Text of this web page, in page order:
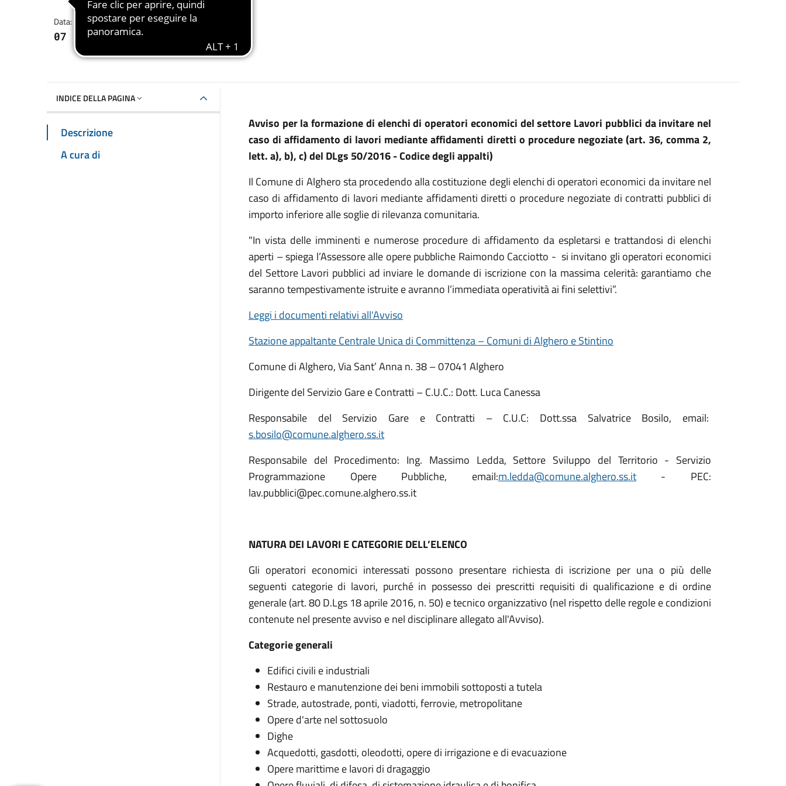
Data:
07 giugno 2017
INDICE DELLA PAGINA
Descrizione
A cura di
Avviso per la formazione di elenchi di operatori economici del settore Lavori pubblici da invitare nel
caso di affidamento di lavori mediante affidamenti diretti o procedure negoziate (art. 36, comma 2,
lett. a), b), c) del DLgs 50/2016 - Codice degli appalti)
Il Comune di Alghero sta procedendo alla costituzione degli elenchi di operatori economici da invitare nel
caso di affidamento di lavori mediante affidamenti diretti o procedure negoziate di contratti pubblici di
importo inferiore alle soglie di rilevanza comunitaria.
"In vista delle imminenti e numerose procedure di affidamento da espletarsi e trattandosi di elenchi
aperti – spiega l’Assessore alle opere pubbliche Raimondo Cacciotto - si invitano gli operatori economici
del Settore Lavori pubblici ad inviare le domande di iscrizione con la massima celerità: garantiamo che
saranno tempestivamente istruite e avranno l’immediata operatività ai fini selettivi”.
Leggi i documenti relativi all'Avviso
Stazione appaltante Centrale Unica di Committenza – Comuni di Alghero e Stintino
Comune di Alghero, Via Sant’ Anna n. 38 – 07041 Alghero
Dirigente del Servizio Gare e Contratti – C.U.C.: Dott. Luca Canessa
Responsabile del Servizio Gare e Contratti – C.U.C: Dott.ssa Salvatrice Bosilo, email:
s.bosilo@comune.alghero.ss.it
Responsabile del Procedimento: Ing. Massimo Ledda, Settore Sviluppo del Territorio - Servizio
Programmazione Opere Pubbliche, email:m.ledda@comune.alghero.ss.it- PEC:
lav.pubblici@pec.comune.alghero.ss.it
NATURA DEI LAVORI E CATEGORIE DELL’ELENCO
Gli operatori economici interessati possono presentare richiesta di iscrizione per una o più delle
seguenti categorie di lavori, purché in possesso dei prescritti requisiti di qualificazione e di ordine
generale (art. 80 D.Lgs 18 aprile 2016, n. 50) e tecnico organizzativo (nel rispetto delle regole e condizioni
contenute nel presente avviso e nel disciplinare allegato all'Avviso).
Categorie generali
Edifici civili e industriali
Restauro e manutenzione dei beni immobili sottoposti a tutela
Strade, autostrade, ponti, viadotti, ferrovie, metropolitane
Opere d'arte nel sottosuolo
Dighe
Acquedotti, gasdotti, oleodotti, opere di irrigazione e di evacuazione
Opere marittime e lavori di dragaggio